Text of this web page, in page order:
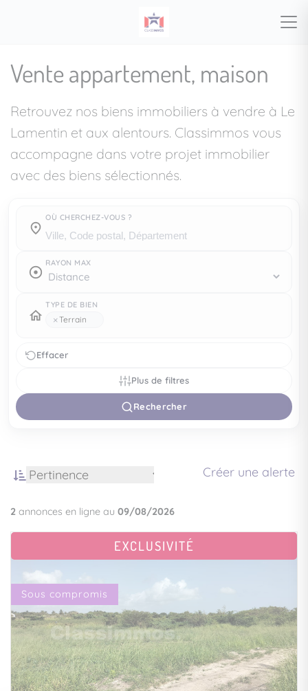
Vente appartement, maison
Retrouvez nos biens immobiliers à vendre à Le
Lamentin et aux alentours. Classimmos vous
accompagne dans votre projet immobilier
avec des biens sélectionnés.
OÙ CHERCHEZ-VOUS ?
Où cherchez-vous ?
RAYON MAX
TYPE DE BIEN
× Terrain
Effacer
Plus de filtres
Rechercher
Créer une alerte
2 annonces en ligne au 09/08/2026
EXCLUSIVITÉ
Sous compromis